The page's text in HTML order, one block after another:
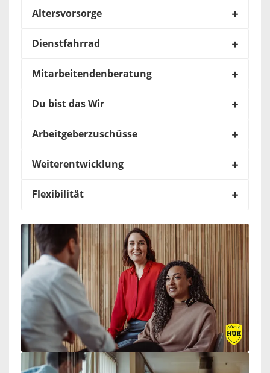
Altersvorsorge
Dienstfahrrad
Mitarbeitendenberatung
Du bist das Wir
Arbeitgeberzuschüsse
Weiterentwicklung
Flexibilität